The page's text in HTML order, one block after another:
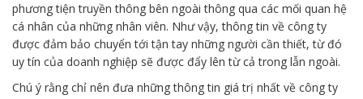
phương tiện truyền thông bên ngoài thông qua các mối quan hệ
cá nhân của những nhân viên. Như vậy, thông tin về công ty
được đảm bảo chuyển tới tận tay những người cần thiết, từ đó
uy tín của doanh nghiệp sẽ được đẩy lên từ cả trong lẫn ngoài.
Chú ý rằng chỉ nên đưa những thông tin giá trị nhất về công ty